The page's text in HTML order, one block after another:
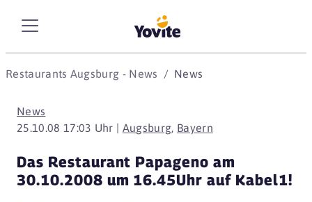
Restaurants Augsburg - News News
News
25.10.08 17:03 Uhr | Augsburg, Bayern
Das Restaurant Papageno am
30.10.2008 um 16.45Uhr auf Kabel1!